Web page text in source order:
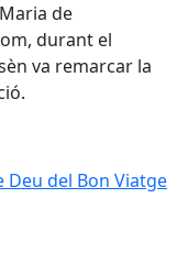
de
durant el
va remarcar la
del Bon Viatge
Deu del Bon Viatge